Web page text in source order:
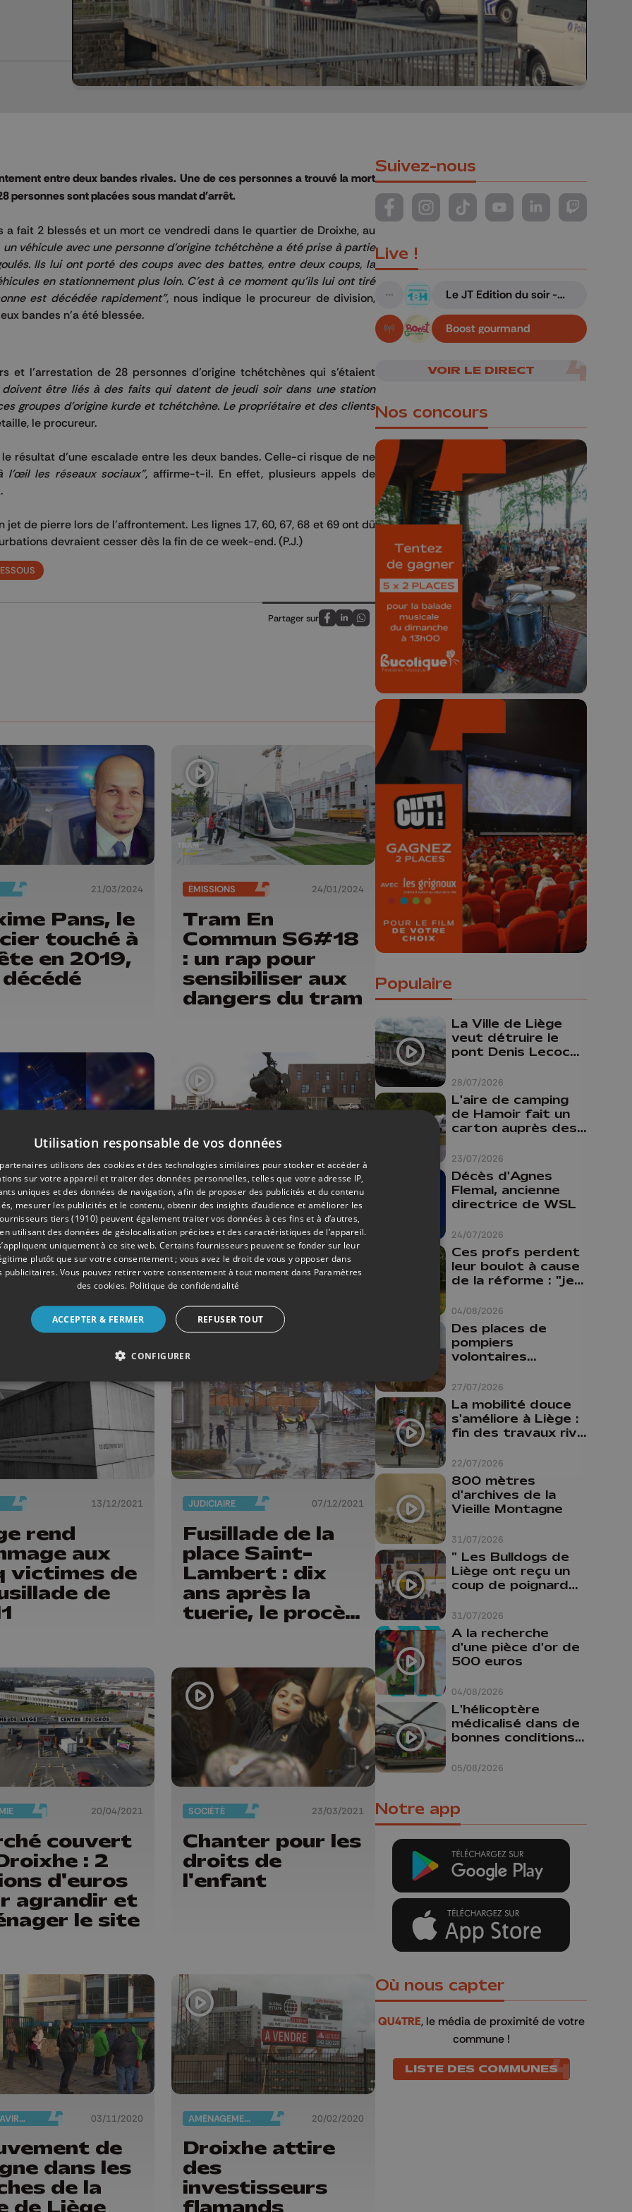
entre deux bandes rivales. Une de ces personnes a trouvé la mort
personnes sont placées sous mandat d'arrêt.
fait 2 blessés et un mort ce vendredi dans le quartier de Droixhe, au
un véhicule avec une personne d'origine tchétchène a été priseà partie
Ils lui ont porté des coups avec des battes, entre deux coups, la
en stationnement plus loin. C'est à ce moment qu'ils lui ont tiré
est décédée rapidement", nous indique le procureur de division,
bandes n’a été blessée.
et l’arrestation de 28 personnes d’origine tchétchènes qui s’étaient
être liés à des faits qui datent de jeudi soir dans une station
groupes d'origine kurde et tchétchène. Le propriétaire et des clients
le procureur.
résultat d’une escalade entre les deux bandes. Celle-ci risque de ne
l'œil les réseaux sociaux", affirme-t-il.En effet, plusieurs appels de
jet de pierre lors de l’affrontement. Les lignes 17, 60, 67, 68 et 69 ont dû
devraient cesser dès la fin de ce week-end. (P.J.)
Partager sur
Partagez sur FaceBook
Partagez sur LinkedIn
Partagez sur Whatsapp
21/03/2024
Pans, le
touché à
en 2019,
ÉMISSIONS 24/01/2024
Tram En
Commun S6#18
: un rap pour
sensibiliser aux
dangers du tram
21/08/2023
nuit
à
un bus
voitures
ENVIRONNEMENT 20/02/2023
La lutte contre
les incivilités se
renforce à Liège
13/12/2021
rend
aux
victimes de
de
JUDICIAIRE 07/12/2021
Fusillade de la
place Saint-
Lambert : dix
ans après la
tuerie, le procès
20/04/2021
couvert
: 2
d'euros
agrandir et
le site
SOCIÉTÉ 23/03/2021
Chanter pour les
droits de
l'enfant
CORONAVIRUS 03/11/2020
de
dans les
de la
AMÉNAGEMENT DU TERRITOIRE 20/02/2020
Droixhe attire
des
investisseurs
Suivez-nous
Suivez-nous sur FaceBook
Suivez-nous sur Instagram
Suivez-nous sur TikTok
Suivez-nous sur YouTube
Suivez-nous sur
Suivez-
Live !
A suivre
Le JT Edition du soir -
En live!
Boost gourmand
VOIR LE DIRECT
Nos concours
🎁 Gagnez 5x2
places pour le
Bucolique Ferrières
Festival 🌿🎶
Concours valable jusqu'au 9 août,
23h59.
🎬 Concours CUT x
Les Grignoux ✨
Concours permanent - 2 places à
gagner chaque semaine !
Populaire
28/07/2026
La Ville de Liège
veut détruire le
pont Denis Lecocq
budget pour le
faire
23/07/2026
L'aire de camping
de Hamoir fait un
carton auprès des
24/07/2026
Décès d'Agnes
Flemal, ancienne
directrice de WSL
04/08/2026
Ces profs perdent
leur boulot à cause
de la réforme : "je
comme prof que
comme
pharmacienne"
27/07/2026
Des places de
pompiers
volontaires
province de Liège :
"Un citoyen qui
n'est formé ne
peut pas nous
aider"
22/07/2026
La mobilité douce
s'améliore à Liège :
fin des travaux rive
cyclo-piétonnes
Avroy et
Guillemins...
31/07/2026
800 mètres
d'archives de la
Vieille Montagne
31/07/2026
" Les Bulldogs de
Liège ont reçu un
coup de poignard
04/08/2026
A la recherche
d'une pièce d'or de
500 euros
05/08/2026
L'hélicoptère
médicalisé dans de
bonnes conditions à
Notre app
Où nous capter
QU4TRE, le média de proximité de votre
commune !
LISTE DES COMMUNES
Utilisation responsable de vos données
utilisons des cookies et des technologies similaires pour stocker et accéder à
sur votre appareil et traiter des données personnelles, telles que votre adresse IP,
uniques et des données de navigation, afin de proposer des publicités et du contenu
mesurer les publicités et le contenu, obtenir des insights d’audience et améliorer les
tiers (1910) peuvent également traiter vos données à ces fins et à d’autres,
utilisant des données de géolocalisation précises et des caractéristiques de l’appareil.
uniquement à ce site web. Certains fournisseurs peuvent se fonder sur leur
plutôt que sur votre consentement ; vous avez le droit de vous y opposer dans
publicitaires. Vous pouvez retirer votre consentement à tout moment dans Paramètres
des cookies. Politique de confidentialité
ACCEPTER & FERMER REFUSER TOUT
CONFIGURER